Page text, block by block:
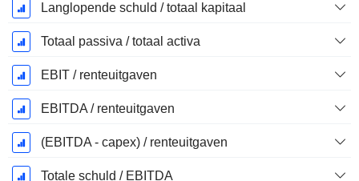
Langlopende schuld / totaal kapitaal
Totaal passiva / totaal activa
EBIT / renteuitgaven
EBITDA / renteuitgaven
(EBITDA - capex) / renteuitgaven
Totale schuld / EBITDA